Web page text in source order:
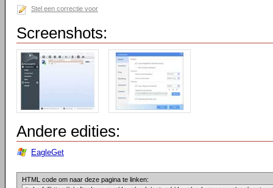
Stel een correctie voor
Screenshots:
Andere edities:
EagleGet
HTML code om naar deze pagina te linken: